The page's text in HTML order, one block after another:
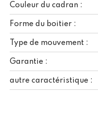
Couleur du cadran :
Forme du boitier :
Type de mouvement :
Garantie :
autre caractéristique :